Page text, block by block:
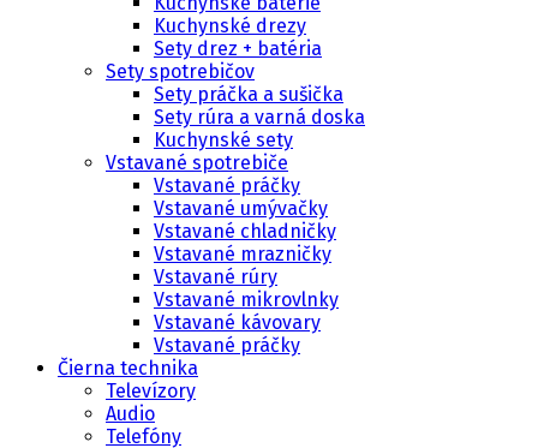
Kuchynské drezy
Sety drez + batéria
Sety spotrebičov
Sety práčka a sušička
Sety rúra a varná doska
Kuchynské sety
Vstavané spotrebiče
Vstavané práčky
Vstavané umývačky
Vstavané chladničky
Vstavané mrazničky
Vstavané rúry
Vstavané mikrovlnky
Vstavané kávovary
Vstavané práčky
Čierna technika
Televízory
Audio
Telefóny